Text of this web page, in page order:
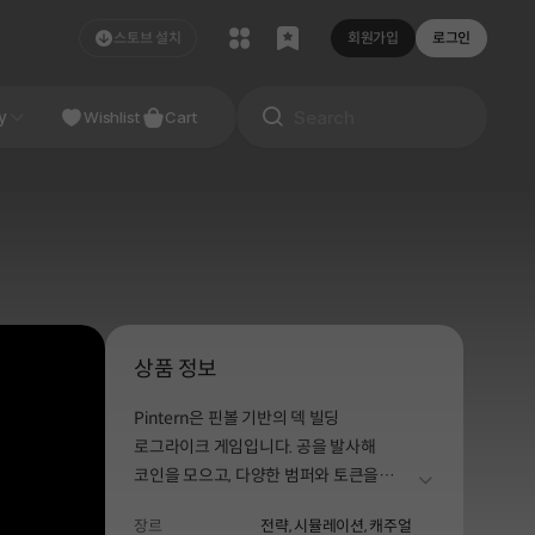
스토브 설치 회원가입 로그인
Studio
Wishlist Cart
상품 정보
Pintern은 핀볼 기반의 덱 빌딩
로그라이크 게임입니다. 공을 발사해
코인을 모으고, 다양한 범퍼와 토큰을
더보기
장르 전략,시뮬레이션,캐주얼